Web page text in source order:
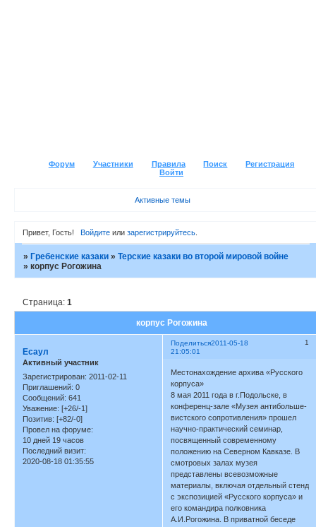
Форум Участники Правила Поиск
Регистрация
Войти
Активные темы
Привет, Гость! Войдитеили зарегистрируйтесь.
»Гребенские казаки »Терские казаки во второй мировой войне
»корпус Рогожина
корпус Рогожина
Страница:1
Поделиться 1
2011-05-18
21:05:01
Есаул
Активный участник
Зарегистрирован: 2011-02-11
Приглашений: 0
Сообщений: 641
Уважение: [+26/-1]
Позитив: [+82/-0]
Провел на форуме:
10 дней 19 часов
Последний визит:
2020-08-18 01:35:55
Местонахождение архива «Русского
корпуса»
8 мая 2011 года в г.Подольске, в
конференц-зале «Музея антибольше-
вистского сопротивления» прошел
научно-практический семинар,
посвященный современному
положению на Северном Кавказе. В
смотровых залах музея
представлены всевозможные
материалы, включая отдельный стенд
с экспозицией «Русского корпуса» и
его командира полковника
А.И.Рогожина. В приватной беседе